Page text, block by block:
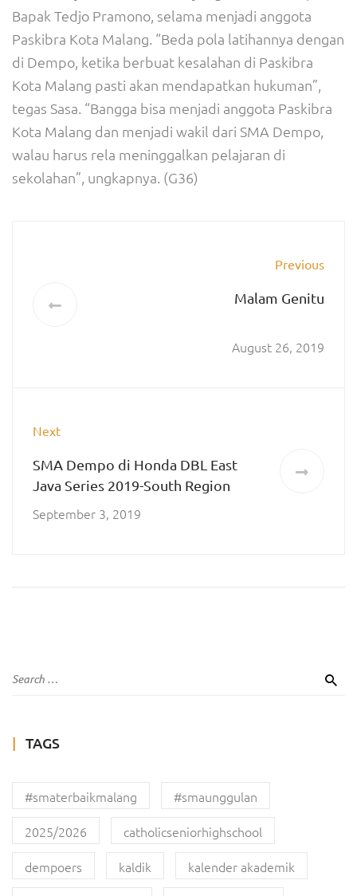
Bapak Tedjo Pramono, selama menjadi anggota
Paskibra Kota Malang. “Beda pola latihannya dengan
di Dempo, ketika berbuat kesalahan di Paskibra
Kota Malang pasti akan mendapatkan hukuman”,
tegas Sasa. “Bangga bisa menjadi anggota Paskibra
Kota Malang dan menjadi wakil dari SMA Dempo,
walau harus rela meninggalkan pelajaran di
sekolahan”, ungkapnya. (G36)
Previous
Malam Genitu
August 26, 2019
Next
SMA Dempo di Honda DBL East
Java Series 2019-South Region
September 3, 2019
TAGS
#smaterbaikmalang
#smaunggulan
2025/2026
catholicseniorhighschool
dempoers
kaldik
kalender akademik